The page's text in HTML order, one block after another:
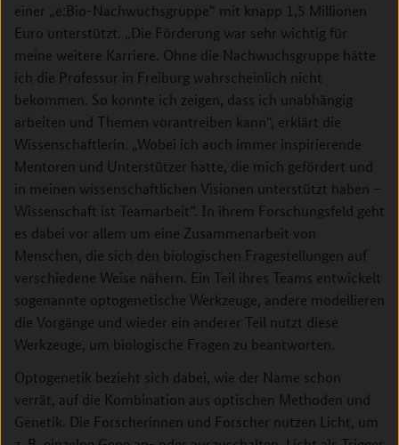
einer „e:Bio-Nachwuchsgruppe“ mit knapp 1,5 Millionen
Euro unterstützt. „Die Förderung war sehr wichtig für
meine weitere Karriere. Ohne die Nachwuchsgruppe hätte
ich die Professur in Freiburg wahrscheinlich nicht
bekommen. So konnte ich zeigen, dass ich unabhängig
arbeiten und Themen vorantreiben kann“, erklärt die
Wissenschaftlerin. „Wobei ich auch immer inspirierende
Mentoren und Unterstützer hatte, die mich gefördert und
in meinen wissenschaftlichen Visionen unterstützt haben –
Wissenschaft ist Teamarbeit“. In ihrem Forschungsfeld geht
es dabei vor allem um eine Zusammenarbeit von
Menschen, die sich den biologischen Fragestellungen auf
verschiedene Weise nähern. Ein Teil ihres Teams entwickelt
sogenannte optogenetische Werkzeuge, andere modellieren
die Vorgänge und wieder ein anderer Teil nutzt diese
Werkzeuge, um biologische Fragen zu beantworten.
Optogenetik bezieht sich dabei, wie der Name schon
verrät, auf die Kombination aus optischen Methoden und
Genetik. Die Forscherinnen und Forscher nutzen Licht, um